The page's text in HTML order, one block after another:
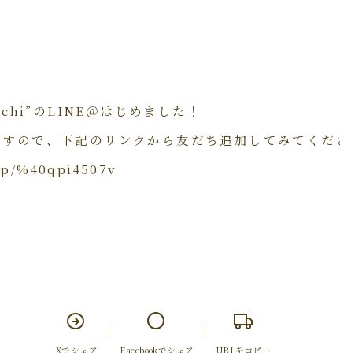
のLINE＠はじめました！
ので、下記のリンクから友だち追加してみてくだ
%40qpi4507v
Xでシェア Facebookでシェア URLをコピー